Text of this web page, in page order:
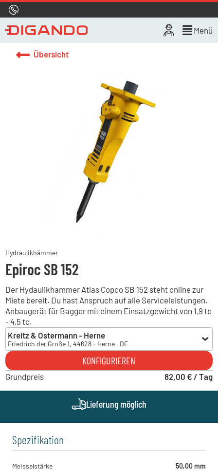
Menü
Übersicht
Hydraulikhämmer
Epiroc SB 152
Der Hydaulikhammer Atlas Copco SB 152 steht online zur
Miete bereit. Du hast Anspruch auf alle Serviceleistungen.
Anbaugerät für Bagger mit einem Einsatzgewicht von 1,9 to
- 4,5 to.
Kreitz & Ostermann - Herne
Friedrich der Große 1, 44628 - Herne , DE
Kreitz & Ostermann - Herne
Friedrich der Große 1, 44628 - Herne , DE
Kreitz & Ostermann - Hamm
Geith & Niggl - München Süd
Gewerbepark 1-3, 83670 - Bad Heilbrunn , DE
Brückenstraße 4, 51702 - Bergneustadt , DE
Geith & Niggl - München Ost
Brodersenstraße 36, 81929 - München , DE
Münchner Straße 1, 85232 - Bergkirchen , DE
KONFIGURIEREN
Grundpreis 82,00 € / Tag
Lieferung möglich
Spezifikation
Meisselstärke
50,00 mm